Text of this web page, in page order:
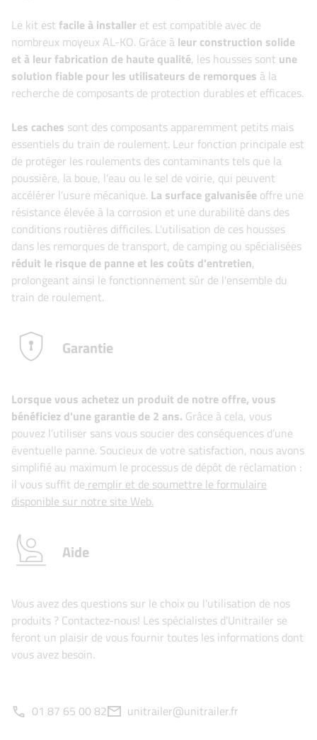
Le kit est facile à installer et est compatible avec de
nombreux moyeux AL-KO. Grâce à leur construction solide
et à leur fabrication de haute qualité, les housses sont une
solution fiable pour les utilisateurs de remorques à la
recherche de composants de protection durables et efficaces.
Les caches sont des composants apparemment petits mais
essentiels du train de roulement. Leur fonction principale est
de protéger les roulements des contaminants tels que la
poussière, la boue, l’eau ou le sel de voirie, qui peuvent
accélérer l’usure mécanique. La surface galvanisée offre une
résistance élevée à la corrosion et une durabilité dans des
conditions routières difficiles. L'utilisation de ces housses
dans les remorques de transport, de camping ou spécialisées
réduit le risque de panne et les coûts d'entretien,
prolongeant ainsi le fonctionnement sûr de l'ensemble du
train de roulement.
Garantie
Lorsque vous achetez un produit de notre offre, vous
bénéficiez d'une garantie de 2 ans. Grâce à cela, vous
pouvez l’utiliser sans vous soucier des conséquences d’une
éventuelle panne. Soucieux de votre satisfaction, nous avons
simplifié au maximum le processus de dépôt de réclamation :
il vous suffit de remplir et de soumettre le formulaire
disponible sur notre site Web.
Aide
Vous avez des questions sur le choix ou l'utilisation de nos
produits ? Contactez-nous! Les spécialistes d'Unitrailer se
feront un plaisir de vous fournir toutes les informations dont
vous avez besoin.
01 87 65 00 82 unitrailer@unitrailer.fr